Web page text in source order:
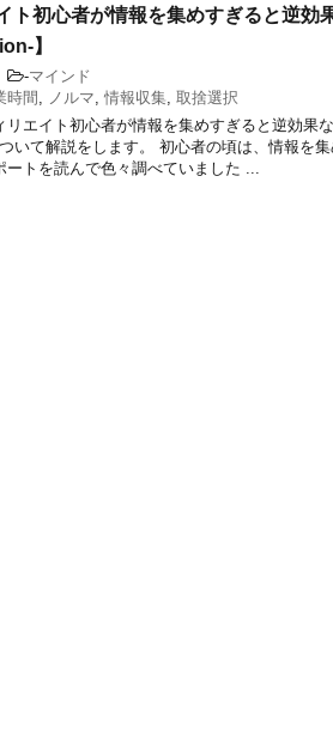
ト初心者が情報を集めすぎると逆効
】
-マインド
時間 , ノルマ, 情報収集, 取捨選択
リエイト初心者が情報を集めすぎると逆効果
いて解説をします。 初心者の頃は、情報を
ートを読んで色々調べていました ...